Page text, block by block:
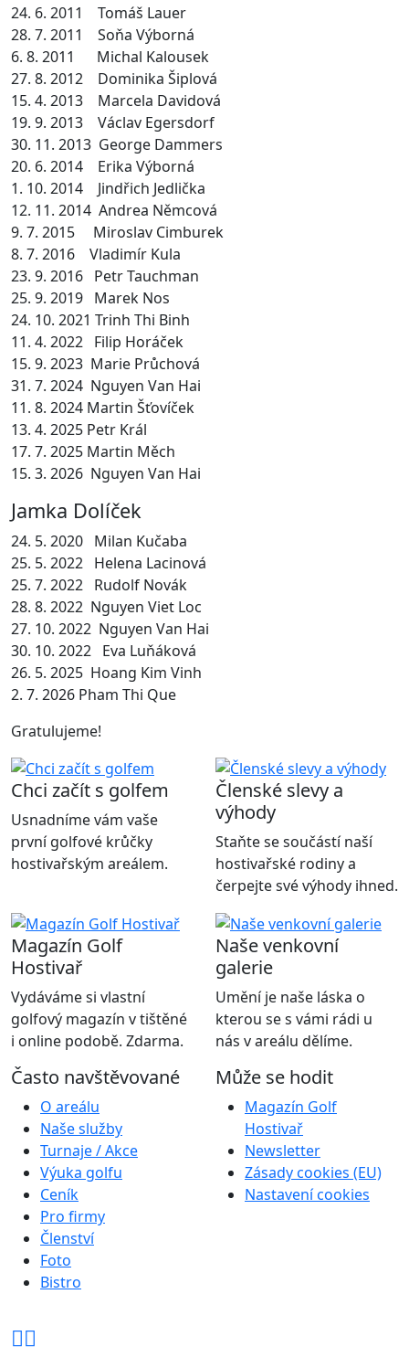
24. 6. 2011 Tomáš Lauer
28. 7. 2011 Soňa Výborná
6. 8. 2011 Michal Kalousek
27. 8. 2012 Dominika Šiplová
15. 4. 2013 Marcela Davidová
19. 9. 2013 Václav Egersdorf
30. 11. 2013 George Dammers
20. 6. 2014 Erika Výborná
1. 10. 2014 Jindřich Jedlička
12. 11. 2014 Andrea Němcová
9. 7. 2015 Miroslav Cimburek
8. 7. 2016 Vladimír Kula
23. 9. 2016 Petr Tauchman
25. 9. 2019 Marek Nos
24. 10. 2021 Trinh Thi Binh
11. 4. 2022 Filip Horáček
15. 9. 2023 Marie Průchová
31. 7. 2024 Nguyen Van Hai
11. 8. 2024 Martin Šťovíček
13. 4. 2025 Petr Král
17. 7. 2025 Martin Měch
15. 3. 2026 Nguyen Van Hai
Jamka Dolíček
24. 5. 2020 Milan Kučaba
25. 5. 2022 Helena Lacinová
25. 7. 2022 Rudolf Novák
28. 8. 2022 Nguyen Viet Loc
27. 10. 2022 Nguyen Van Hai
30. 10. 2022 Eva Luňáková
26. 5. 2025 Hoang Kim Vinh
2. 7. 2026 Pham Thi Que
Gratulujeme!
Chci začít s golfem
Usnadníme vám vaše
první golfové krůčky
hostivařským areálem.
Členské slevy a
výhody
Staňte se součástí naší
hostivařské rodiny a
čerpejte své výhody ihned.
Magazín Golf
Hostivař
Vydáváme si vlastní
golfový magazín v tištěné
i online podobě. Zdarma.
Naše venkovní
galerie
Umění je naše láska o
kterou se s vámi rádi u
nás v areálu dělíme.
Často navštěvované
O areálu
Naše služby
Turnaje / Akce
Výuka golfu
Ceník
Pro firmy
Členství
Foto
Bistro
Může se hodit
Magazín Golf
Hostivař
Newsletter
Zásady cookies (EU)
Nastavení cookies